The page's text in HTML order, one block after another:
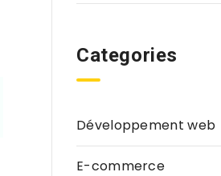
Categories
Développement web
E-commerce